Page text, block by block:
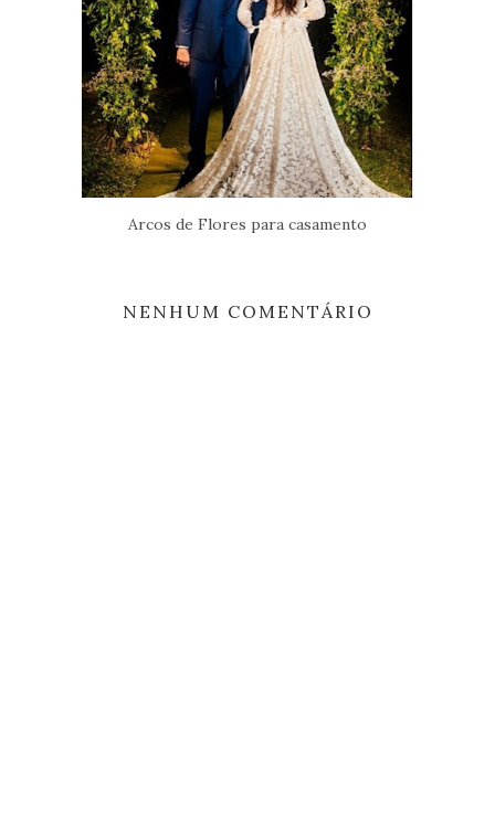
Arcos de Flores para casamento
NENHUM COMENTÁRIO